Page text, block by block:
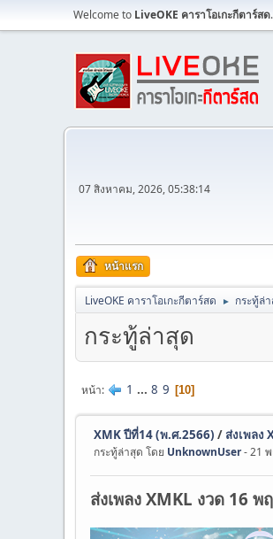
Welcome to LiveOKE คาราโอเกะกีตาร์สด.
07 สิงหาคม, 2026, 05:38:14
หน้าแรก
LiveOKE คาราโอเกะกีตาร์สด ► กระทู้ล่
กระทู้ล่าสุด
หน้า 1 ... 8 9 10
XMK ปีที่14 (พ.ศ.2566) / ส่งเพลง
กระทู้ล่าสุด โดย UnknownUser- 21
ส่งเพลง XMKL งวด 16